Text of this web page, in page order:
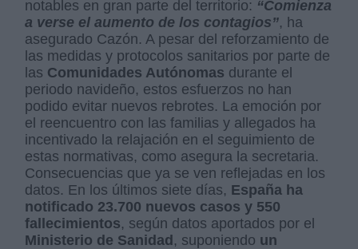
notables en gran parte del territorio: “Comienza
a verse el aumento de los contagios”, ha
asegurado Cazón. A pesar del reforzamiento de
las medidas y protocolos sanitarios por parte de
las Comunidades Autónomas durante el
periodo navideño, estos esfuerzos no han
podido evitar nuevos rebrotes. La emoción por
el reencuentro con las familias y allegados ha
incentivado la relajación en el seguimiento de
estas normativas, como asegura la secretaria.
Consecuencias que ya se ven reflejadas en los
datos. En los últimos siete días, España ha
notificado 23.700 nuevos casos y 550
fallecimientos, según datos aportados por el
Ministerio de Sanidad, suponiendo un